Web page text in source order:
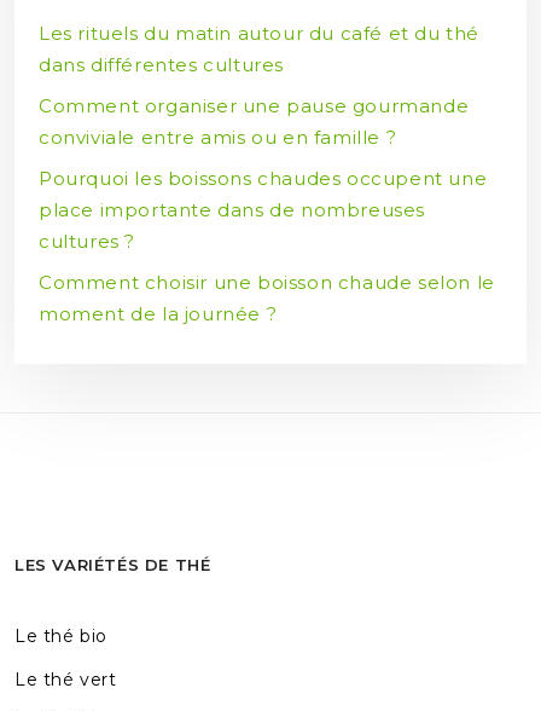
Les rituels du matin autour du café et du thé
dans différentes cultures
Comment organiser une pause gourmande
conviviale entre amis ou en famille ?
Pourquoi les boissons chaudes occupent une
place importante dans de nombreuses
cultures ?
Comment choisir une boisson chaude selon le
moment de la journée ?
LES VARIÉTÉS DE THÉ
Le thé bio
Le thé vert